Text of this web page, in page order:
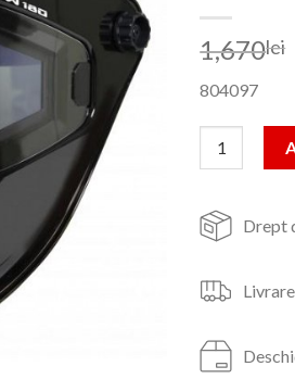
1,670lei
804097
Cantitate
Drept